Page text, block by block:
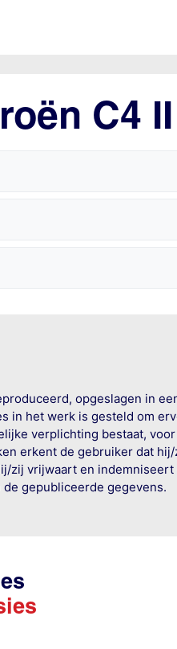
C4 II
opgeslagen in
in het werk is gesteld om
verplichting bestaat,
erkent de gebruiker dat
zij vrijwaart en
gepubliceerde gegevens.